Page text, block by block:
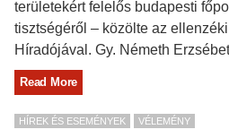
területekért felelős budapesti
tisztségéről – közölte az
Híradójával. Gy. Németh
Read More
HÍREK ÉS ESEMÉNYEK VÉLEMÉNY